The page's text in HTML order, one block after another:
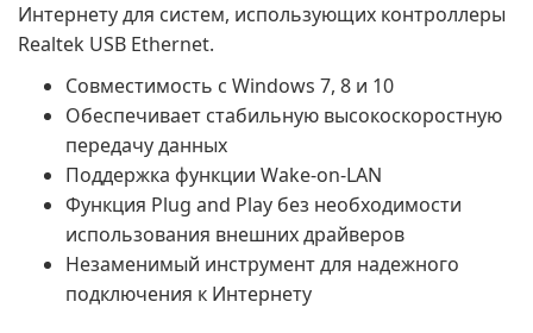
Интернету для систем, использующих контроллеры
Realtek USB Ethernet.
Совместимость с Windows 7, 8 и 10
Обеспечивает стабильную высокоскоростную
передачу данных
Поддержка функции Wake-on-LAN
Функция Plug and Play без необходимости
использования внешних драйверов
Незаменимый инструмент для надежного
подключения к Интернету